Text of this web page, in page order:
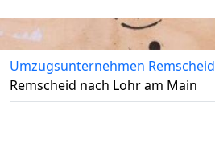
Umzugsunternehmen Remscheid
Remscheid nach Lohr am Main